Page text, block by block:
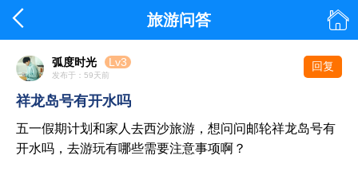
 旅游问答 
弧度时光 Lv3
发布于：59天前
回复
祥龙岛号有开水吗
五一假期计划和家人去西沙旅游，想问问邮轮祥龙岛号有
开水吗，去游玩有哪些需要注意事项啊？